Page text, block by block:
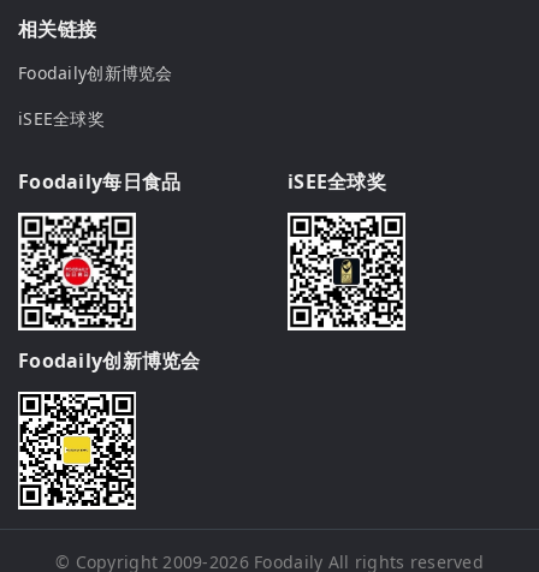
相关链接
Foodaily创新博览会
iSEE全球奖
Foodaily每日食品 iSEE全球奖
Foodaily创新博览会
© Copyright 2009-2026 Foodaily All rights reserved